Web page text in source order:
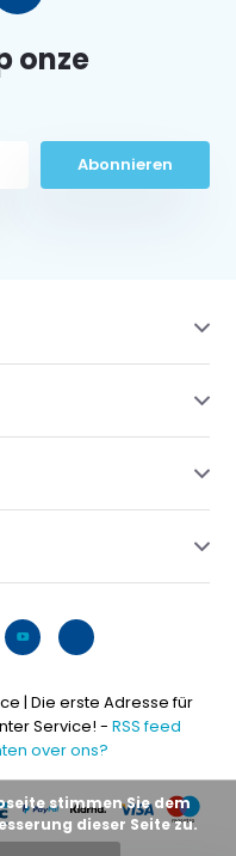
onze
Abonnieren
| Die erste Adresse für
Service! - RSS feed
over ons?
stimmen Sie dem
dieser Seite zu.